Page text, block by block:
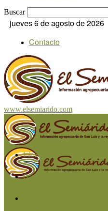
Buscar
jueves 6 de agosto de 2026
Contacto
www.elsemiarido.com
Inicio
San Luis